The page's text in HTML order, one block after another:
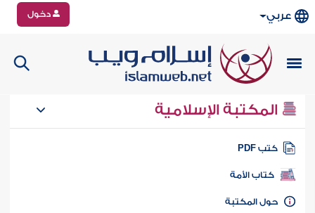
عربي دخول
المكتبة الإسلامية
كتب PDF
كتاب الأمة